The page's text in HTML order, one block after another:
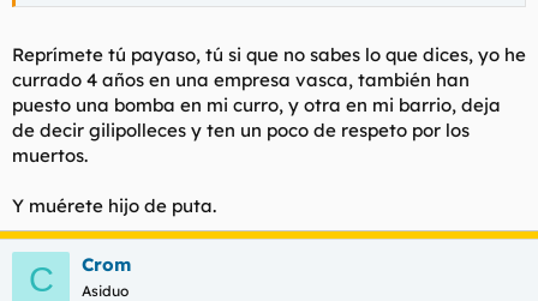
Reprímete tú payaso, tú si que no sabes lo que dices, yo he
currado 4 años en una empresa vasca, también han
puesto una bomba en mi curro, y otra en mi barrio, deja
de decir gilipolleces y ten un poco de respeto por los
muertos.
Y muérete hijo de puta.
C Crom
Asiduo